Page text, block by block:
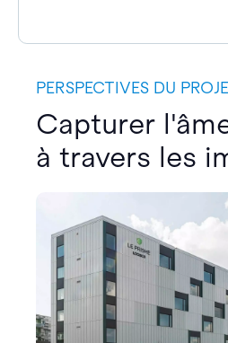
PERSPECTIVES DU
Capturer
à travers les